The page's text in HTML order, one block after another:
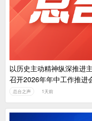
以历史主动精神纵深推进
召开2026年年中工作推进
总台之声 1天前